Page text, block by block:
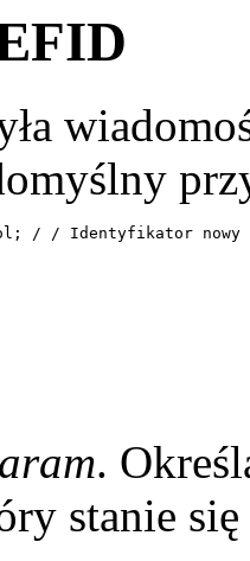
/ / Identyfikator
.
stanie